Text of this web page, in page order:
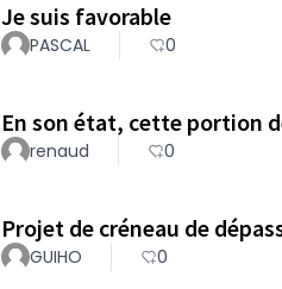
Je suis favorable
PASCAL 0
En son état, cette portion
renaud 0
Projet de créneau de
GUIHO 0